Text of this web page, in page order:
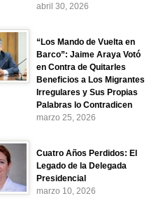
abril 30, 2026
“Los Mando de Vuelta en
Barco”: Jaime Araya Votó
en Contra de Quitarles
Beneficios a Los Migrantes
Irregulares y Sus Propias
Palabras lo Contradicen
marzo 25, 2026
Cuatro Años Perdidos: El
Legado de la Delegada
Presidencial
marzo 10, 2026